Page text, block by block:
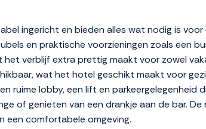
ingericht en bieden alles wat nodig is voor
en praktische voorzieningen zoals een
verblijf extra prettig maakt voor zowel
wat het hotel geschikt maakt voor
ruime lobby, een lift en
of genieten van een drankje aan de bar.
een comfortabele omgeving.